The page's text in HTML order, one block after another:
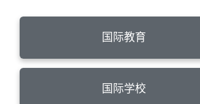
国际教育
国际学校